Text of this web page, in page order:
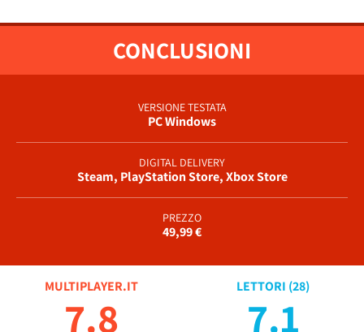
CONCLUSIONI
VERSIONE TESTATA
PC Windows
DIGITAL DELIVERY
Steam, PlayStation Store, Xbox Store
PREZZO
49,99 €
MULTIPLAYER.IT
7.8
LETTORI (28)
7.1